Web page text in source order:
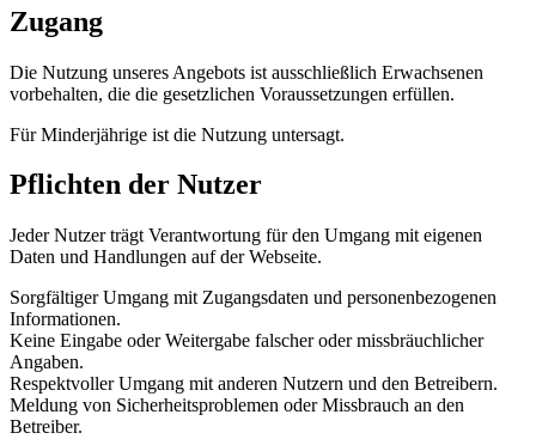
Zugang
Die Nutzung unseres Angebots ist ausschließlich Erwachsenen
vorbehalten, die die gesetzlichen Voraussetzungen erfüllen.
Für Minderjährige ist die Nutzung untersagt.
Pflichten der Nutzer
Jeder Nutzer trägt Verantwortung für den Umgang mit eigenen
Daten und Handlungen auf der Webseite.
Sorgfältiger Umgang mit Zugangsdaten und personenbezogenen
Informationen.
Keine Eingabe oder Weitergabe falscher oder missbräuchlicher
Angaben.
Respektvoller Umgang mit anderen Nutzern und den Betreibern.
Meldung von Sicherheitsproblemen oder Missbrauch an den
Betreiber.